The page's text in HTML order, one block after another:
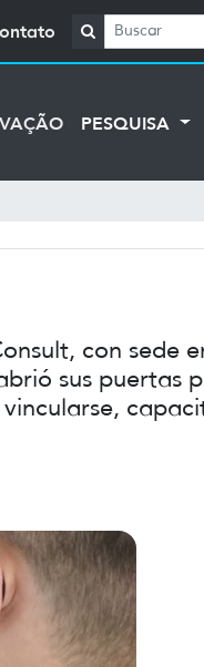
PESQUISA
con sede
sus puertas